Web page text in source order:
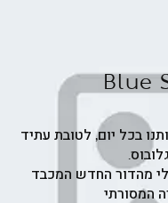
Blue
בכל יום, לטובת עתיד
מהדור החדש המכבד
המסורתי